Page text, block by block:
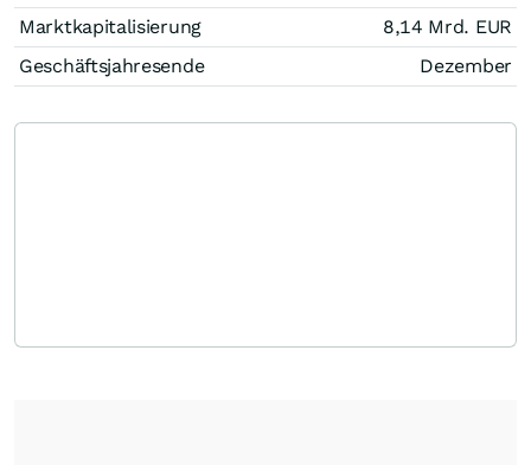
Marktkapitalisierung
8,14 Mrd. EUR
Geschäftsjahresende
Dezember